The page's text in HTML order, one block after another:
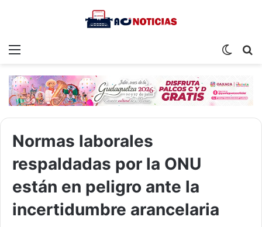
Menu
Switch
Normas laborales
respaldadas por la ONU
están en peligro ante la
incertidumbre arancelaria